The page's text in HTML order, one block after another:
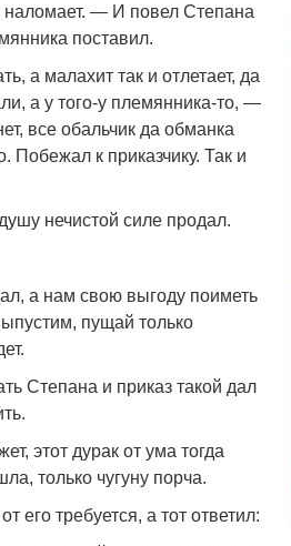
наломает. — И повел Степана
поставил.
а малахит так и отлетает, да
а у того-у племянника-то, —
все обальчик да обманка
Побежал к приказчику. Так и
нечистой силе продал.
а нам свою выгоду поиметь
пущай только
Степана и приказ такой дал
этот дурак от ума тогда
только чугуну порча.
его требуется, а тот ответил: